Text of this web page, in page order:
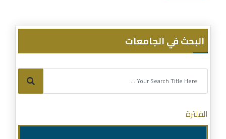
البحث في الجامعات
الفلترة